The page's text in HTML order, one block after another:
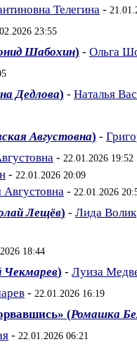
Телегина -
23:55
Шабохин) - Ольга
Дедлова) - Наталья
Августовна) -
- 22.01.2026 19:52
- 22.01.2026 20:09
- 22.01.2026
Лещёв) - Лида Волик
18:44
Чекмарев) - Луиза
- 22.01.2026 16:19
(Ромашка
- 22.01.2026 06:21